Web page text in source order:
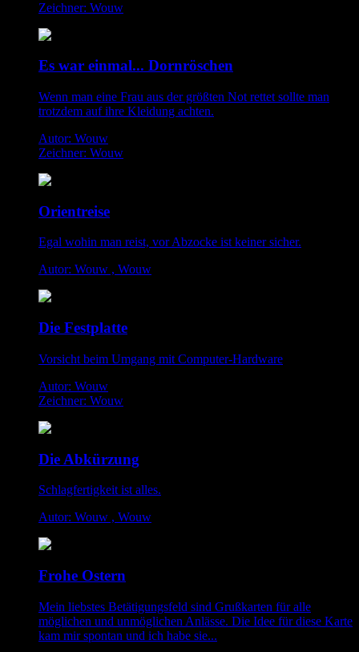
Zeichner: Wouw
Es war einmal... Dornröschen
Wenn man eine Frau aus der größten Not rettet sollte man
trotzdem auf ihre Kleidung achten.
Autor: Wouw
Zeichner: Wouw
Orientreise
Egal wohin man reist, vor Abzocke ist keiner sicher.
Autor: Wouw , Wouw
Die Festplatte
Vorsicht beim Umgang mit Computer-Hardware
Autor: Wouw
Zeichner: Wouw
Die Abkürzung
Schlagfertigkeit ist alles.
Autor: Wouw , Wouw
Frohe Ostern
Mein liebstes Betätigungsfeld sind Grußkarten für alle
möglichen und unmöglichen Anlässe. Die Idee für diese Karte
kam mir spontan und ich habe sie...